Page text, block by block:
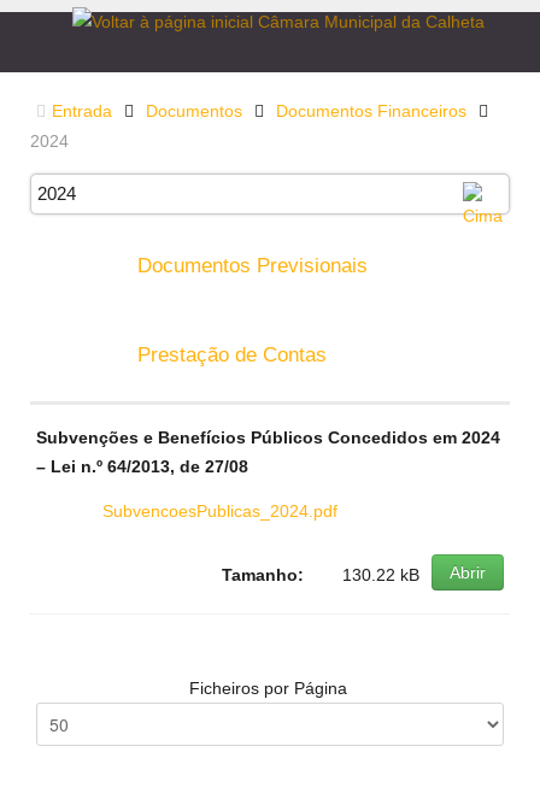
Entrada Documentos
Documentos Financeiros
2024
2024
Documentos Previsionais
Prestação de Contas
Subvenções e Benefícios Públicos Concedidos em 2024
– Lei n.º 64/2013, de 27/08
SubvencoesPublicas_2024.pdf
Abrir
Tamanho: 130.22 kB
Ficheiros por Página